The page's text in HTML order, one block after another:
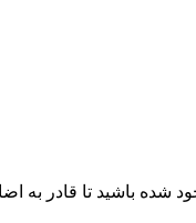
شده باشید تا قادر به